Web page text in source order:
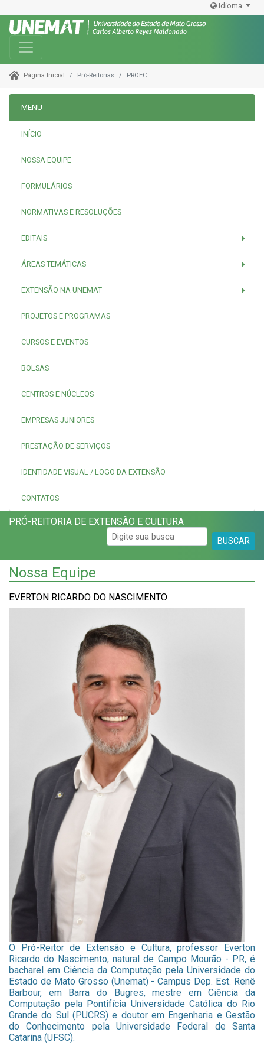
Idioma
Toggle navigation
Página Inicial Pró-Reitorias PROEC
MENU
INÍCIO
NOSSA EQUIPE
FORMULÁRIOS
NORMATIVAS E RESOLUÇÕES
EDITAIS
ÁREAS TEMÁTICAS
EXTENSÃO NA UNEMAT
PROJETOS E PROGRAMAS
CURSOS E EVENTOS
BOLSAS
CENTROS E NÚCLEOS
EMPRESAS JUNIORES
PRESTAÇÃO DE SERVIÇOS
IDENTIDADE VISUAL / LOGO DA EXTENSÃO
CONTATOS
PRÓ-REITORIA DE EXTENSÃO E CULTURA
BUSCAR
Nossa Equipe
EVERTON RICARDO DO NASCIMENTO
O Pró-Reitor de Extensão e Cultura, professor Everton
Ricardo do Nascimento, natural de Campo Mourão - PR, é
bacharel em Ciência da Computação pela Universidade do
Estado de Mato Grosso (Unemat) - Campus Dep. Est. Renê
Barbour, em Barra do Bugres, mestre em Ciência da
Computação pela Pontifícia Universidade Católica do Rio
Grande do Sul (PUCRS) e doutor em Engenharia e Gestão
do Conhecimento pela Universidade Federal de Santa
Catarina (UFSC).